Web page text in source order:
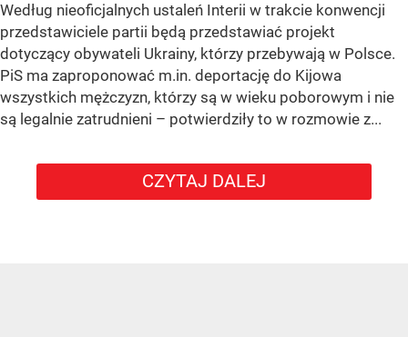
Według nieoficjalnych ustaleń Interii w trakcie konwencji
przedstawiciele partii będą przedstawiać projekt
dotyczący obywateli Ukrainy, którzy przebywają w Polsce.
PiS ma zaproponować m.in. deportację do Kijowa
wszystkich mężczyzn, którzy są w wieku poborowym i nie
są legalnie zatrudnieni – potwierdziły to w rozmowie z...
CZYTAJ DALEJ